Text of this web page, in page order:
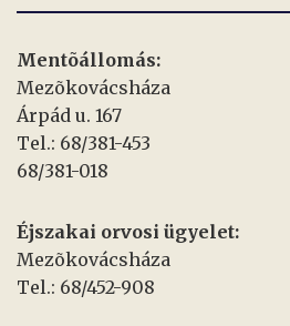
Mentõállomás:
Mezõkovácsháza
Árpád u. 167
Tel.: 68/381-453
68/381-018
Éjszakai orvosi ügyelet:
Mezõkovácsháza
Tel.: 68/452-908